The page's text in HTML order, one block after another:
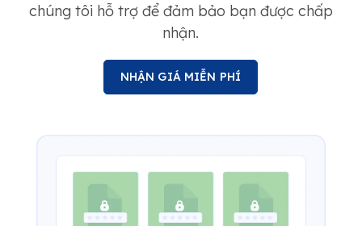
chúng tôi hỗ trợ để đảm bảo bạn được chấp
nhận.
NHẬN GIÁ MIỄN PHÍ